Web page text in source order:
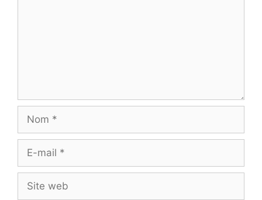
mail
web